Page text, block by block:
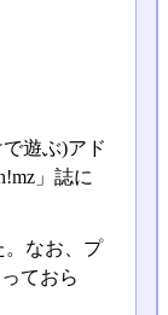
遊ぶ)アド
」誌に
。なお、プ
ておら